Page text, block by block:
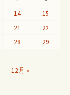
14
15
21
22
28
29
12月 »